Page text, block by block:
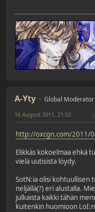
A-Yty Global Moderator
16 August 2011, 21:53
http://oxcgn.com/2011/
Elikkäs kokoelmaa ehkä
vielä uutisista löydy.
SotN:ia olisi kohtuullisen
neljällä(?) eri alustalla.
julkaista kaikki tähän
kuitenkin huomioon